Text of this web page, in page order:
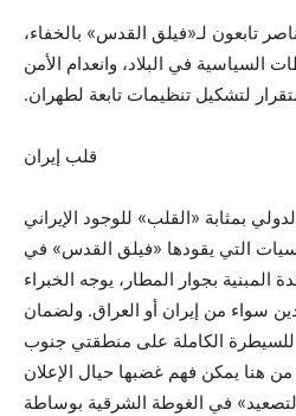
تابعون لـ«فيلق القدس» بالخفاء،
السياسية في البلاد، وانعدام الأمن
لتشكيل تنظيمات تابعة لطهران.
قلب إيران
بمثابة «القلب» للوجود الإيراني
التي يقودها «فيلق القدس» في
المبنية بجوار المطار، يوجه الخبراء
سواء من إيران أو العراق. ولضمان
للسيطرة الكاملة على منطقتي جنوب
هنا يمكن فهم غضبها حيال الإعلان
في الغوطة الشرقية بوساطة